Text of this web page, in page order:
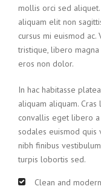
mollis orci sed
aliquam elit non
cursus mi euismod
tristique, libero
eros non dolor.
In hac habitasse
aliquam aliquam.
convallis eget libero
sodales euismod quis
nibh finibus
turpis lobortis sed.
Clean and